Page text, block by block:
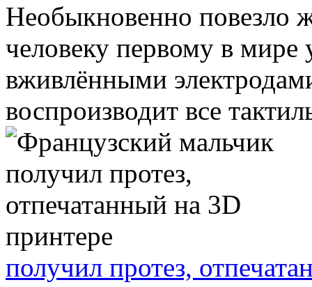
Необыкновенно
человеку первому в мире
вживлёнными
воспроизводит все
получил протез,